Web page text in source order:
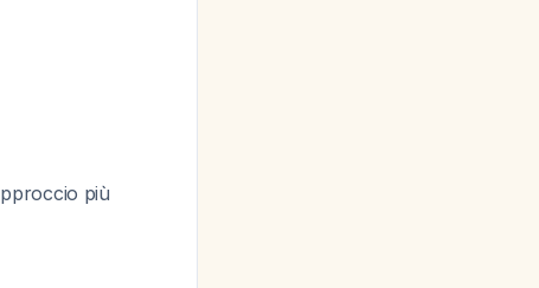
più